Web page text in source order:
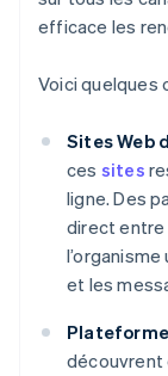
efficace les
Voici quelques
Sites Web
ces sites
ligne. Des
direct entre
et les
découvrent